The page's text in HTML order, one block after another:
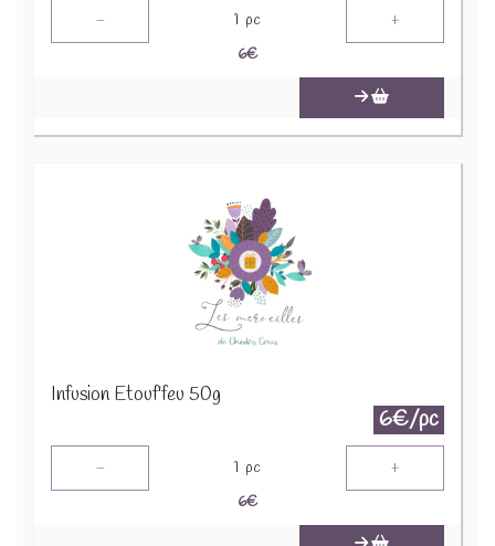
- 1 pc +
6€
Infusion Etouf'feu 50g
6€/pc
- 1 pc +
6€